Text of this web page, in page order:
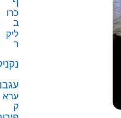
כרו
ב
ליק
ר
ערא
ק